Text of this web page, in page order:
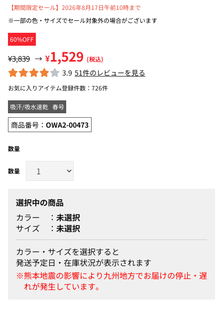
60%OFF
【期間限定セール】2026年8月17日午前10時まで
※一部の色・サイズでセール対象外の場合がございます
¥3,839 → ¥1,529 (税込)
3.9 51件のレビューを見る
お気に入りアイテム登録件数： 726件
吸汗/吸水速乾 春号
商品番号： OWA2-00473
数量
選択中の商品
カラー
未選択
サイズ
未選択
カラー・サイズを選択すると
発送予定日・在庫状況が表示されます